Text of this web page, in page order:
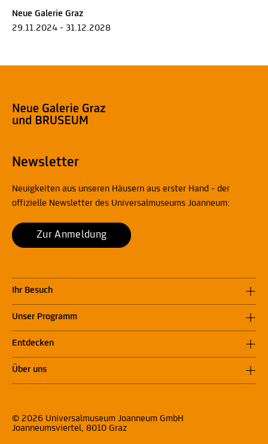
Neue Galerie Graz
29.11.2024 - 31.12.2028
Newsletter
Neuigkeiten aus unseren Häusern aus erster Hand - der
offizielle Newsletter des Universalmuseums Joanneum:
Zur Anmeldung
Ihr Besuch
Unser Programm
Entdecken
Über uns
© 2026 Universalmuseum Joanneum GmbH
Joanneumsviertel, 8010 Graz